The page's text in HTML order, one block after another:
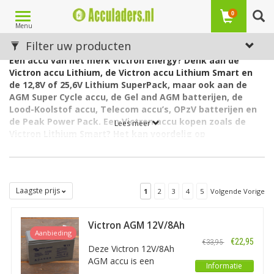
Toggle
navigation
Menu
0
Victron accu
Een accu van het merk Victron Energy? Denk aan de
Victron accu Lithium, de Victron accu Lithium Smart en
de 12,8V of 25,6V Lithium SuperPack, maar ook aan de
AGM Super Cycle accu, de Gel and AGM batterijen, de
Lood-Koolstof accu, Telecom accu’s, OPzV batterijen en
de Peak Power Pack. Een Victron accu kopen zoals de
Lees meer
Filter uw producten
Laagste prijs 1 2 3 4 5 Volgende Vorige
Aanbieding
Victron AGM 12V/8Ah
Deze Victron 12V/8Ah
AGM accu is een
€33,95 €22,95
Informatie